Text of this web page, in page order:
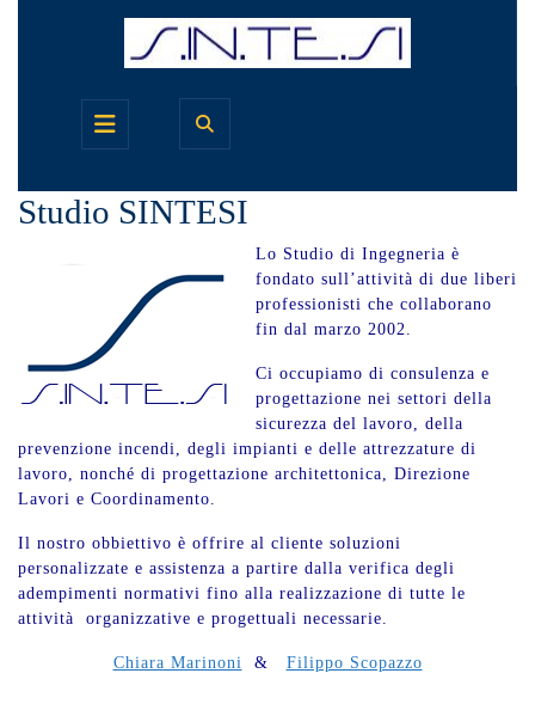
Open
Studio SINTESI
Lo Studio di Ingegneria è
fondato sull’attività di due liberi
professionisti che collaborano
fin dal marzo 2002.
Ci occupiamo di consulenza e
progettazione nei settori della
sicurezza del lavoro, della
prevenzione incendi, degli impianti e delle attrezzature di
lavoro, nonché di progettazione architettonica, Direzione
Lavori e Coordinamento.
Il nostro obbiettivo è offrire al cliente soluzioni
personalizzate e assistenza a partire dalla verifica degli
adempimenti normativi fino alla realizzazione di tutte le
attività organizzative e progettuali necessarie.
Chiara Marinoni & Filippo Scopazzo